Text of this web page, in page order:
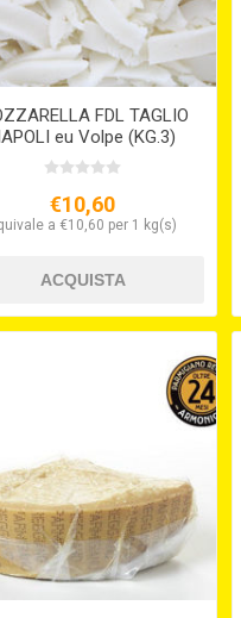
FDL TAGLIO
eu Volpe (KG.3)
€10,60
a €10,60 per 1 kg(s)